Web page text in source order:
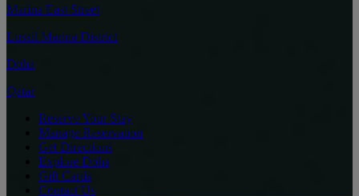
Marina East Street
Lusail Marina District
Doha
Qatar
Reserve Your Stay
Manage Reservation
Get Directions
Explore Doha
Gift Cards
Contact Us